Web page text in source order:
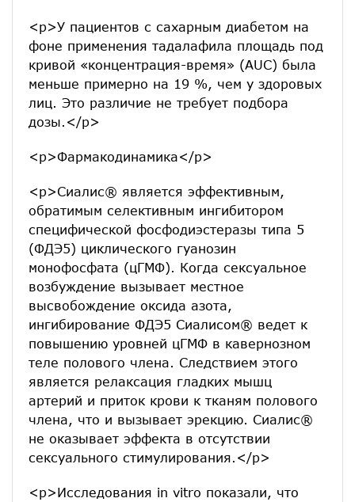
<p>У пациентов с сахарным диабетом на
фоне применения тадалафила площадь под
кривой «концентрация-время» (AUC) была
меньше примерно на 19 %, чем у здоровых
лиц. Это различие не требует подбора
дозы.</p>
<p>Фармакодинамика</p>
<p>Сиалис® является эффективным,
обратимым селективным ингибитором
специфической фосфодиэстеразы типа 5
(ФДЭ5) циклического гуанозин
монофосфата (цГМФ). Когда сексуальное
возбуждение вызывает местное
высвобождение оксида азота,
ингибирование ФДЭ5 Сиалисом® ведет к
повышению уровней цГМФ в кавернозном
теле полового члена. Следствием этого
является релаксация гладких мышц
артерий и приток крови к тканям полового
члена, что и вызывает эрекцию. Сиалис®
не оказывает эффекта в отсутствии
сексуального стимулирования.</p>
<p>Исследования in vitro показали, что